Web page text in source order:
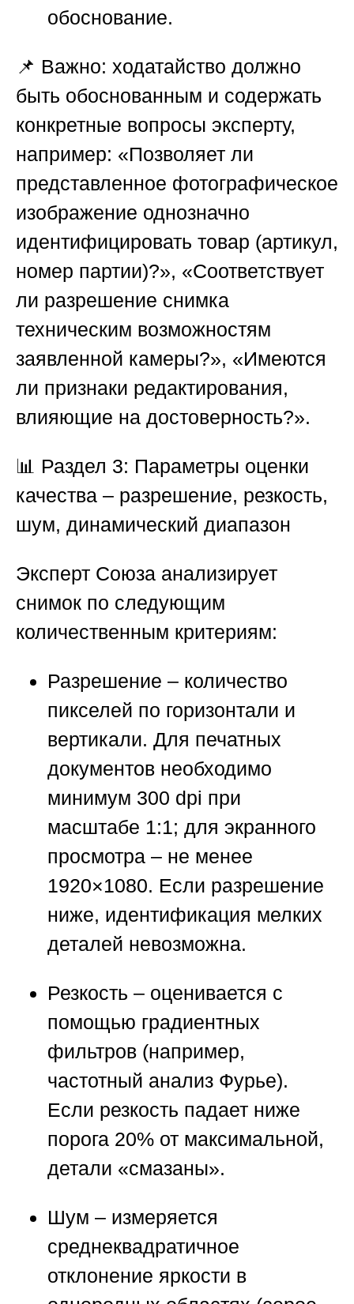
обоснование.
📌 Важно: ходатайство должно
быть обоснованным и содержать
конкретные вопросы эксперту,
например: «Позволяет ли
представленное фотографическое
изображение однозначно
идентифицировать товар (артикул,
номер партии)?», «Соответствует
ли разрешение снимка
техническим возможностям
заявленной камеры?», «Имеются
ли признаки редактирования,
влияющие на достоверность?».
📊 Раздел 3: Параметры оценки
качества – разрешение, резкость,
шум, динамический диапазон
Эксперт Союза анализирует
снимок по следующим
количественным критериям:
Разрешение – количество
пикселей по горизонтали и
вертикали. Для печатных
документов необходимо
минимум 300 dpi при
масштабе 1:1; для экранного
просмотра – не менее
1920×1080. Если разрешение
ниже, идентификация мелких
деталей невозможна.
Резкость – оценивается с
помощью градиентных
фильтров (например,
частотный анализ Фурье).
Если резкость падает ниже
порога 20% от максимальной,
детали «смазаны».
Шум – измеряется
среднеквадратичное
отклонение яркости в